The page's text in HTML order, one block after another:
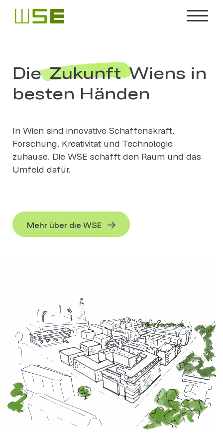
DieZukunft Wiens in
besten Händen
In Wien sind innovative Schaffenskraft,
Forschung, Kreativität und Technologie
zuhause. Die WSE schafft den Raum und das
Umfeld dafür.
Mehr über die WSE